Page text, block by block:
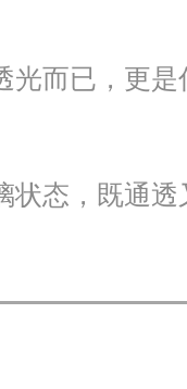
光而已，更
状态，既通透